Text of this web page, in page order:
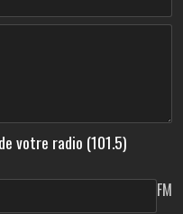
votre radio (101.5)
FM